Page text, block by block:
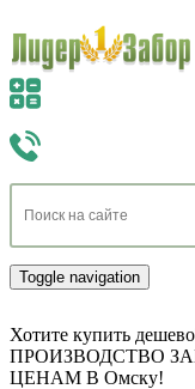
Toggle navigation
Хотите купить
ПРОИЗВОДСТВО
ЦЕНАМ В Омску!